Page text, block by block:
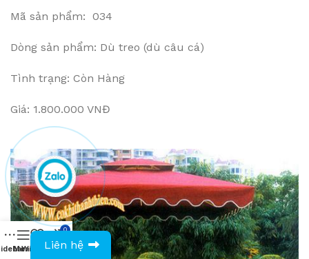
Mã sản phẩm: 034
Dòng sản phẩm: Dù treo (dù câu cá)
Tình trạng: Còn Hàng
Giá: 1.800.000 VNĐ
MenuWishlistCompare
0
Cart
Liên hệ
0943594386